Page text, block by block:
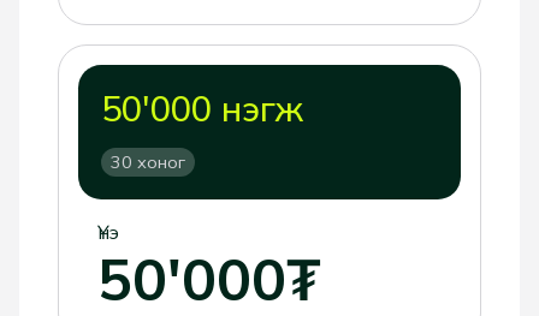
50'000 нэгж
30 хоног
Үнэ
50'000₮